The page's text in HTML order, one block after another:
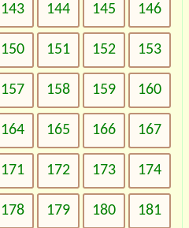
143 144 145 146
150 151 152 153
157 158 159 160
164 165 166 167
171 172 173 174
178 179 180 181